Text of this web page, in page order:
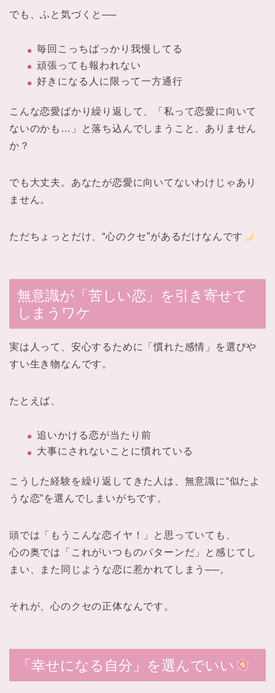
でも、ふと気づくと──
毎回こっちばっかり我慢してる
頑張っても報われない
好きになる人に限って一方通行
こんな恋愛ばかり繰り返して、「私って恋愛に向いて
ないのかも…」と落ち込んでしまうこと、ありません
か？
でも大丈夫。あなたが恋愛に向いてないわけじゃあり
ません。
ただちょっとだけ、“心のクセ”があるだけなんです
無意識が「苦しい恋」を引き寄せて
しまうワケ
実は人って、安心するために「慣れた感情」を選びや
すい生き物なんです。
たとえば、
追いかける恋が当たり前
大事にされないことに慣れている
こうした経験を繰り返してきた人は、無意識に“似たよ
うな恋”を選んでしまいがちです。
頭では「もうこんな恋イヤ！」と思っていても、
心の奥では「これがいつものパターンだ」と感じてし
まい、また同じような恋に惹かれてしまう──。
それが、心のクセの正体なんです。
「幸せになる自分」を選んでいい